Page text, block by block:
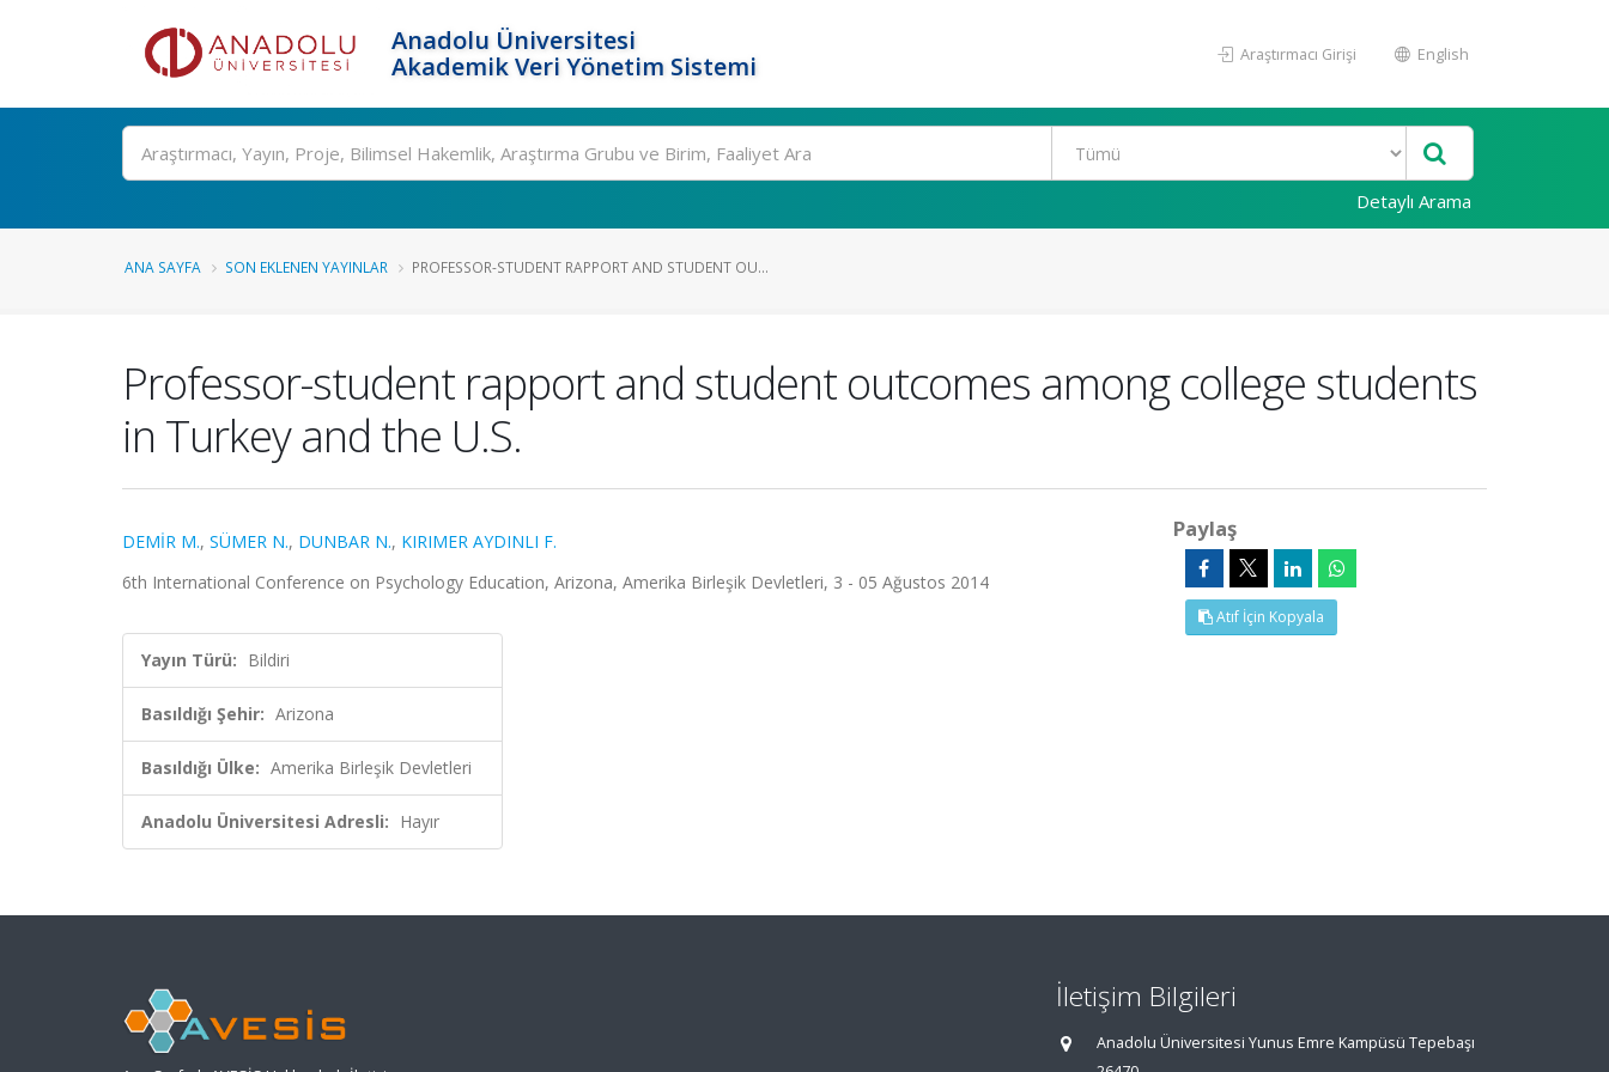
Anadolu Üniversitesi
Akademik Veri Yönetim Sistemi
Araştırmacı Girişi English
Ara
Detaylı Arama
ANA SAYFA SON EKLENEN YAYINLAR PROFESSOR-STUDENT RAPPORT AND STUDENT OU...
Professor-student rapport and student outcomes among college students
in Turkey and the U.S.
DEMİR M., SÜMER N., DUNBAR N., KIRIMER AYDINLI F.
6th International Conference on Psychology Education, Arizona, Amerika Birleşik Devletleri, 3 - 05 Ağustos 2014
Yayın Türü: Bildiri
Basıldığı Şehir: Arizona
Basıldığı Ülke: Amerika Birleşik Devletleri
Anadolu Üniversitesi Adresli: Hayır
Paylaş
Atıf İçin Kopyala
İletişim Bilgileri
Anadolu Üniversitesi Yunus Emre Kampüsü Tepebaşı